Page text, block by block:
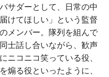
サダーとして、日常の中
けてほしい」という監督
メンバー。隊列を組んで
士話し合いながら、歓声
ニコニコ笑っている役、
煽る役といったように、